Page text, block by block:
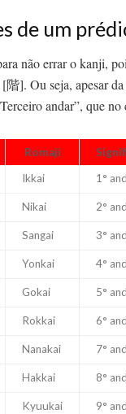
de um
não errar o kanji,
階]. Ou seja, apesar
andar”, que no
Romaji
Ikkai 1°
Nikai 2°
Sangai 3°
Yonkai 4°
Gokai 5°
Rokkai 6°
Nanakai 7°
Hakkai 8°
Kyuukai 9°